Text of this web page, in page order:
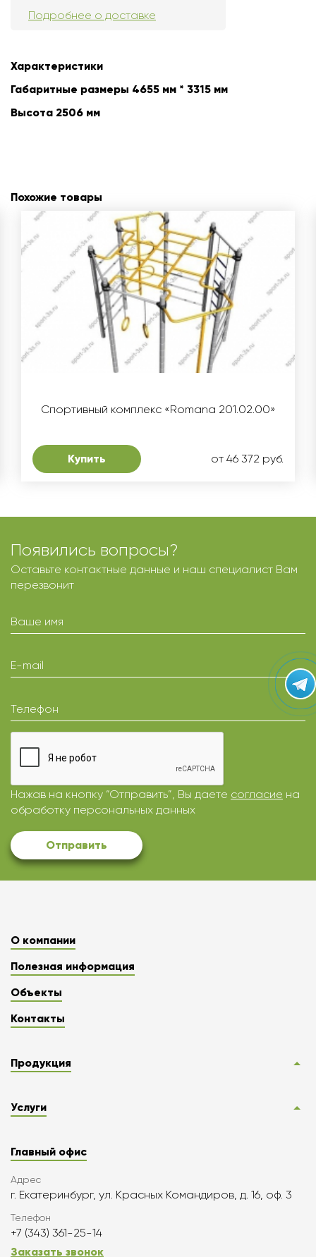
Подробнее о доставке
Характеристики
Габаритные размеры 4655 мм * 3315 мм
Высота 2506 мм
Похожие товары
Спортивный комплекс «Romana 201.02.00»
Купить от 46 372 руб.
Появились вопросы?
Оставьте контактные данные и наш специалист Вам
перезвонит
Ваше имя
E-mail
Телефон
Нажав на кнопку “Отправить”, Вы даете согласие на
обработку персональных данных
Отправить
О компании
Полезная информация
Объекты
Контакты
Продукция
Услуги
Главный офис
Адрес
г. Екатеринбург, ул. Красных Командиров, д. 16, оф. 3
Телефон
+7 (343) 361-25-14
Заказать звонок